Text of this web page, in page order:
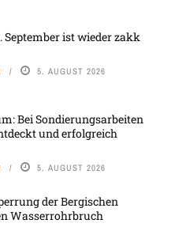
September ist wieder zakk
5. AUGUST 2026
Bei Sondierungsarbeiten
und erfolgreich
5. AUGUST 2026
der Bergischen
Wasserrohrbruch